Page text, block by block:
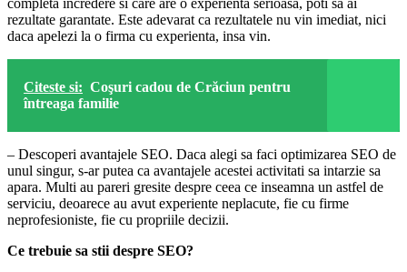
rezultate garantate. Este adevarat ca rezultatele nu vin imediat, nici
daca apelezi la o firma cu experienta, insa vin.
Citeste si: Coşuri cadou de Crăciun pentru
întreaga familie
– Descoperi avantajele SEO. Daca alegi sa faci optimizarea SEO de
unul singur, s-ar putea ca avantajele acestei activitati sa intarzie sa
apara. Multi au pareri gresite despre ceea ce inseamna un astfel de
serviciu, deoarece au avut experiente neplacute, fie cu firme
neprofesioniste, fie cu propriile decizii.
Ce trebuie sa stii despre SEO?